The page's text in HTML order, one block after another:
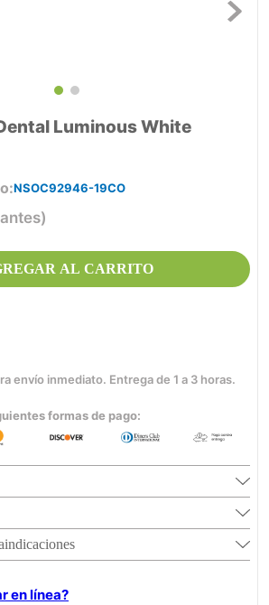
Luminous White
NSOC92946-19CO
AL CARRITO
envío inmediato. Entrega de 1 a 3 horas.
formas de pago:
en línea?